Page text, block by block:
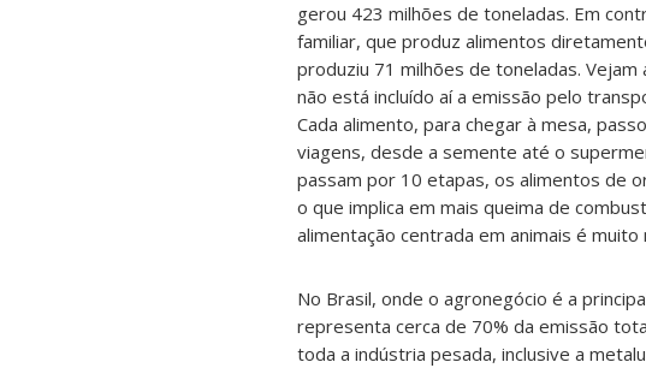
gerou 423 milhões de toneladas. Em
familiar, que produz alimentos
produziu 71 milhões de toneladas. Vejam
não está incluído aí a emissão pelo
Cada alimento, para chegar à mesa,
viagens, desde a semente até o
passam por 10 etapas, os alimentos de
o que implica em mais queima de
alimentação centrada em animais é muito
No Brasil, onde o agronegócio é a
representa cerca de 70% da emissão
toda a indústria pesada, inclusive a